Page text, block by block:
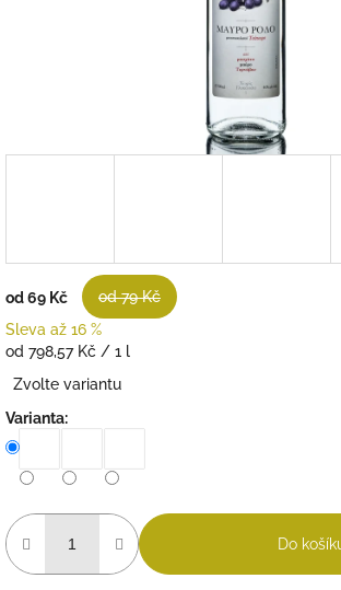
od69 Kč
od 79 Kč
Sleva až 16 %
Měrná
od 798,57 Kč / 1 l
Zvolte variantu
Varianta:
Do